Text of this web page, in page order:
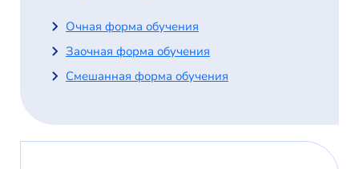
Очная форма обучения
Заочная форма обучения
Смешанная форма обучения